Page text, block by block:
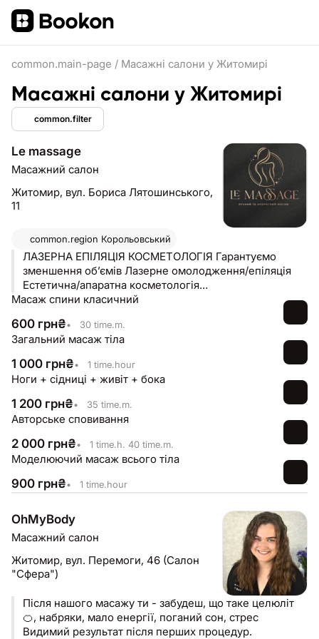
common.main-page / Масажні салони у Житомирі
Масажні салони у Житомирі
common.filter
Le massage
Масажний салон
Житомир, вул. Бориса Лятошинського,
11
common.region Корольовський
ЛАЗЕРНА ЕПІЛЯЦІЯ КОСМЕТОЛОГІЯ Гарантуємо
зменшення об’ємів Лазерне омолодження/епіляція
Естетична/апаратна косметологія
ПрацюємоТОПовими техніками
Масаж спини класичний
600 грн₴• 30 time.m.
Загальний масаж тіла
1 000 грн₴• 1 time.hour
Ноги + сідниці + живіт + бока
1 200 грн₴• 35 time.m.
Авторське сповивання
2 000 грн₴• 1 time.h. 40 time.m.
Моделюючий масаж всього тіла
900 грн₴• 1 time.hour
OhMyBody
Масажний салон
Житомир, вул. Перемоги, 46 (Салон
"Сфера")
Після нашого масажу ти - забудеш, що таке целюліт
🍊, набряки, мало енергії, поганий сон, стрес
Видимий результат після перших процедур.